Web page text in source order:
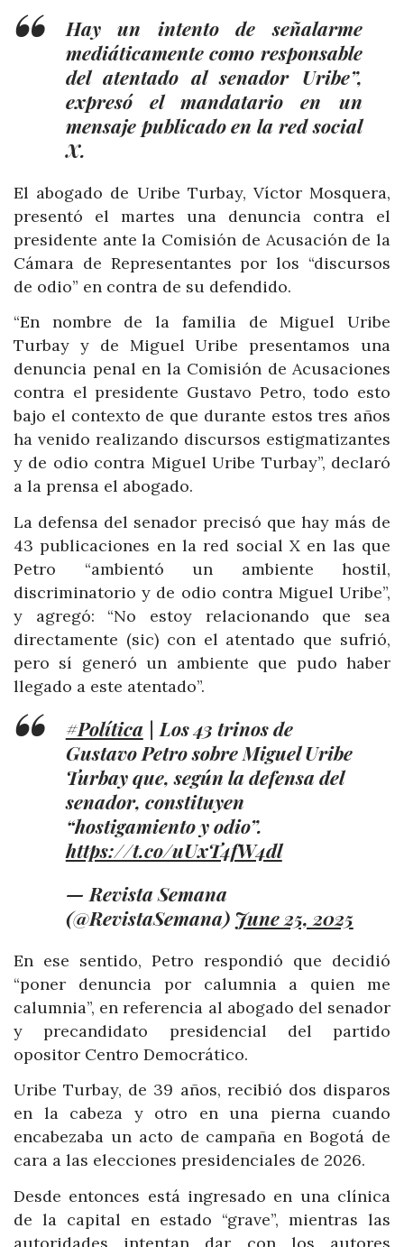
Hay un intento de señalarme
mediáticamente como responsable
del atentado al senador Uribe”,
expresó el mandatario en un
mensaje publicado en la red social
X.
El abogado de Uribe Turbay, Víctor Mosquera,
presentó el martes una denuncia contra el
presidente ante la Comisión de Acusación de la
Cámara de Representantes por los “discursos
de odio” en contra de su defendido.
“En nombre de la familia de Miguel Uribe
Turbay y de Miguel Uribe presentamos una
denuncia penal en la Comisión de Acusaciones
contra el presidente Gustavo Petro, todo esto
bajo el contexto de que durante estos tres años
ha venido realizando discursos estigmatizantes
y de odio contra Miguel Uribe Turbay”, declaró
a la prensa el abogado.
La defensa del senador precisó que hay más de
43 publicaciones en la red social X en las que
Petro “ambientó un ambiente hostil,
discriminatorio y de odio contra Miguel Uribe”,
y agregó: “No estoy relacionando que sea
directamente (sic) con el atentado que sufrió,
pero sí generó un ambiente que pudo haber
llegado a este atentado”.
#Política | Los 43 trinos de
Gustavo Petro sobre Miguel Uribe
Turbay que, según la defensa del
senador, constituyen
“hostigamiento y odio”.
https://t.co/uUxT4fW4dl
— Revista Semana
(@RevistaSemana) June 25, 2025
En ese sentido, Petro respondió que decidió
“poner denuncia por calumnia a quien me
calumnia”, en referencia al abogado del senador
y precandidato presidencial del partido
opositor Centro Democrático.
Uribe Turbay, de 39 años, recibió dos disparos
en la cabeza y otro en una pierna cuando
encabezaba un acto de campaña en Bogotá de
cara a las elecciones presidenciales de 2026.
Desde entonces está ingresado en una clínica
de la capital en estado “grave”, mientras las
autoridades intentan dar con los autores